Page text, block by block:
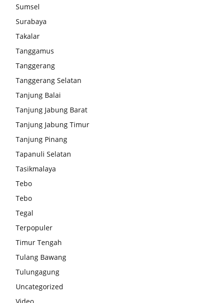
Sumsel
Surabaya
Takalar
Tanggamus
Tanggerang
Tanggerang Selatan
Tanjung Balai
Tanjung Jabung Barat
Tanjung Jabung Timur
Tanjung Pinang
Tapanuli Selatan
Tasikmalaya
Tebo
Tebo
Tegal
Terpopuler
Timur Tengah
Tulang Bawang
Tulungagung
Uncategorized